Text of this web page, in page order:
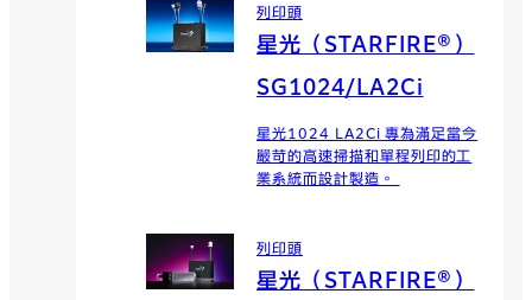
列印頭
星光（STARFIRE®）
SG1024/LA2Ci
星光1024 LA2Ci 專為滿足當今
嚴苛的高速掃描和單程列印的工
業系統而設計製造。
列印頭
星光（STARFIRE®）